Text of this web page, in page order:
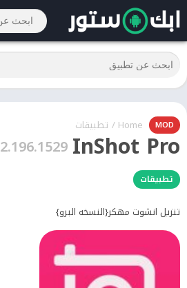
MOD
Home
/ تطبيقات
InShot Pro
2.196.1529
تطبيقات
تنزيل انشوت مهكر{النسخه البرو}